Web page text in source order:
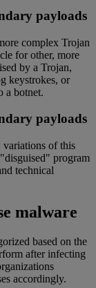
payloads
complex Trojan
for other, more
by a Trojan,
keystrokes, or
a botnet.
payloads
variations of this
program
technical
malware
based on the
after infecting
accordingly.